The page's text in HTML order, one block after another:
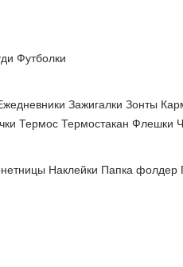
Футболки
Зажигалки Зонты
Термос Термостакан Флешки
Наклейки Папка фолдер